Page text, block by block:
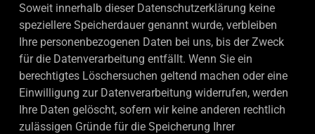
Soweit innerhalb dieser Datenschutzerklärung keine
speziellere Speicherdauer genannt wurde, verbleiben
Ihre personenbezogenen Daten bei uns, bis der Zweck
für die Datenverarbeitung entfällt. Wenn Sie ein
berechtigtes Löschersuchen geltend machen oder eine
Einwilligung zur Datenverarbeitung widerrufen, werden
Ihre Daten gelöscht, sofern wir keine anderen rechtlich
zulässigen Gründe für die Speicherung Ihrer